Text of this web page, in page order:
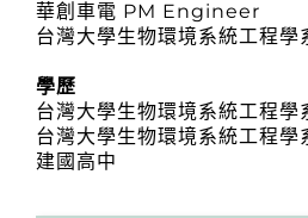
華創車電 PM Engineer
台灣大學生物環境系統工程學
學歷
台灣大學生物環境系統工程學
台灣大學生物環境系統工程學
建國高中